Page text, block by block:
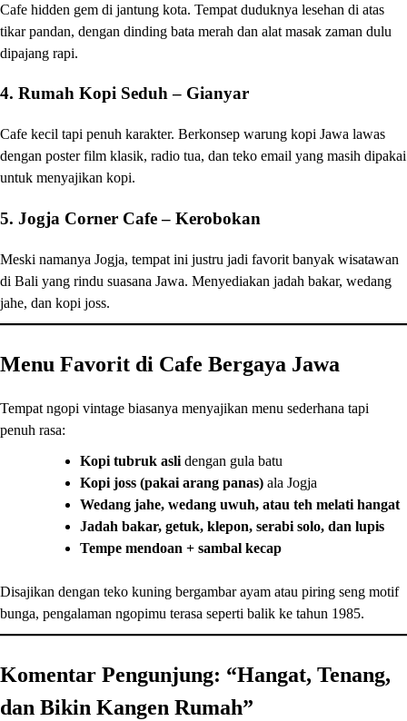
Cafe hidden gem di jantung kota. Tempat duduknya lesehan di atas
tikar pandan, dengan dinding bata merah dan alat masak zaman dulu
dipajang rapi.
4. Rumah Kopi Seduh – Gianyar
Cafe kecil tapi penuh karakter. Berkonsep warung kopi Jawa lawas
dengan poster film klasik, radio tua, dan teko email yang masih dipakai
untuk menyajikan kopi.
5. Jogja Corner Cafe – Kerobokan
Meski namanya Jogja, tempat ini justru jadi favorit banyak wisatawan
di Bali yang rindu suasana Jawa. Menyediakan jadah bakar, wedang
jahe, dan kopi joss.
Menu Favorit di Cafe Bergaya Jawa
Tempat ngopi vintage biasanya menyajikan menu sederhana tapi
penuh rasa:
Kopi tubruk aslidengan gula batu
Kopi joss (pakai arang panas) ala Jogja
Wedang jahe, wedang uwuh, atau teh melati hangat
Jadah bakar, getuk, klepon, serabi solo, dan lupis
Tempe mendoan + sambal kecap
Disajikan dengan teko kuning bergambar ayam atau piring seng motif
bunga, pengalaman ngopimu terasa seperti balik ke tahun 1985.
Komentar Pengunjung: “Hangat, Tenang,
dan Bikin Kangen Rumah”